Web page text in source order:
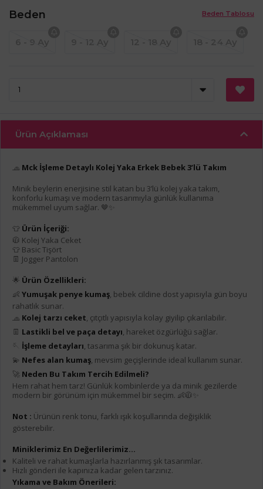
Beden Tablosu
Beden
Ürün Açıklaması
🧢 Mck İşleme Detaylı Kolej Yaka Erkek Bebek 3’lü Takım
Minik beylerin enerjisine stil katan bu 3’lü kolej yaka takım,
konforlu kumaşı ve modern tasarımıyla günlük kullanıma
mükemmel uyum sağlar. 🤎✨
👕 Ürün İçeriği:
🧥 Kolej Yaka Ceket
👕 Basic Tişört
👖 Jogger Pantolon
🌟 Ürün Özellikleri:
👶 Yumuşak penye kumaş , bebek cildine dost yapısıyla gün boyu
rahatlık sunar.
🧢 Kolej tarzı ceket , çıtçıtlı yapısıyla kolay giyilip çıkarılabilir.
👖 Lastikli bel ve paça detayı , hareket özgürlüğü sağlar.
🪡 İşleme detayları , tasarıma şık bir dokunuş katar.
💫 Nefes alan kumaş , mevsim geçişlerinde ideal kullanım sunar.
🚀 Neden Bu Takım Tercih Edilmeli?
Hem rahat hem tarz! Günlük kombinlerde ya da minik gezilerde
modern bir görünüm için mükemmel bir seçim. 👶🧥✨
Not : Ürünün renk tonu, farklı ışık koşullarında değişiklik
gösterebilir.
Miniklerimiz En Değerlilerimiz...
Kaliteli ve rahat kumaşlarla hazırlanmış şık tasarımlar.
Hızlı gönderi ile kapınıza kadar gelen tarzınız.
Yıkama ve Bakım Önerileri: